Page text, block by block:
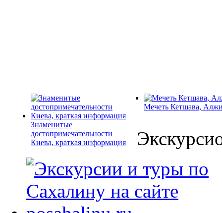
Знаменитые
достопримечательности
Киева, краткая информация
Мечеть Кетшава,